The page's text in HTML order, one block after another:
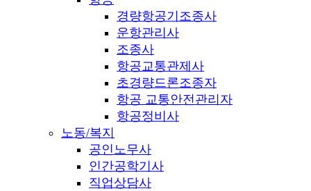
경량항공기조종사
운항관리사
조종사
항공교통관제사
초경량드론조종자
항공 교통안전관리자
항공정비사
노동/복지
공인노무사
인간공학기사
직업상담사